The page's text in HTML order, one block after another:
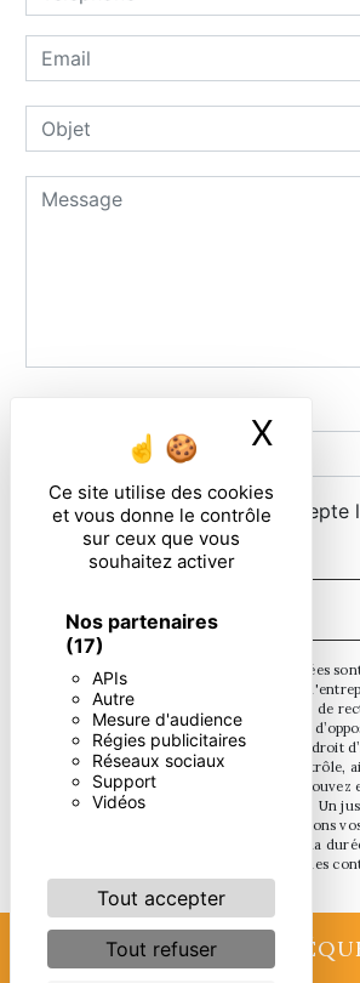
Ce site utilise des cookies
et vous donne le contrôle
sur ceux que vous
souhaitez activer
Nos partenaires
(17)
APIs
Autre
Mesure d'audience
Régies publicitaires
Réseaux sociaux
Support
Vidéos
Tout accepter
Tout refuser
X
En cochant cette case, j'accepte
particulières ci-dessous **
** Les données personnelles communiquées
de vous contacter. Elles sont destinées à
traitants. Vous disposez de droits d’accès, de
d’effacement, de portabilité, de limitation,
votre consentement à tout moment et du droit
réclamation auprès d’une autorité de contrôle,
sort de vos données post-mortem. Vous
voie postale ou par courrier électronique. Un
pourra vous être demandé. Nous conservons
période de prise de contact puis pendant la
légale aux fins probatoires et de gestion des
RECHERCHES